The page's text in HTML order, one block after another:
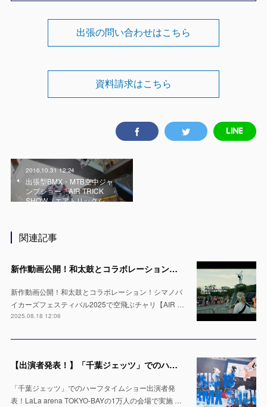
出張の問い合わせはこちら
資料請求はこちら
2016.10.31 12:24
出張型BMX・MTB空中ジャ
ンプショー『AIR TRICK
SHOW（エアトリックシ…
関連記事
新作動画公開！和太鼓とコラボレーション！シマノバイカーズフェスティバル2025で空飛ぶチャリ【AIR TRICK SHOW】
新作動画公開！和太鼓とコラボレーション！シマノバ
イカーズフェスティバル2025で空飛ぶチャリ【AIR …
2025.08.18 12:06
【出演者発表！】「千葉ジェッツ」でのハーフタイムショー LaLa arena TOKYO-BAYの1万人の会場で実施 ※4月12日 & 13日
「千葉ジェッツ」でのハーフタイムショー出演者発
表！LaLa arena TOKYO-BAYの1万人の会場で実施 …